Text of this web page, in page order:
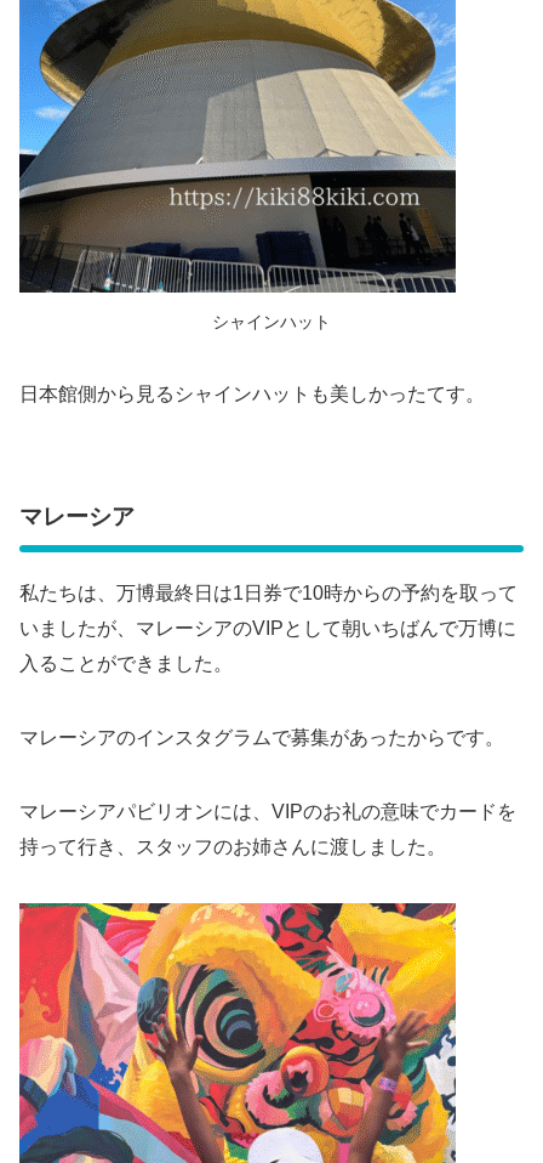
シャインハット
日本館側から見るシャインハットも美しかったてす。
マレーシア
私たちは、万博最終日は1日券で10時からの予約を取って
いましたが、マレーシアのVIPとして朝いちばんで万博に
入ることができました。
マレーシアのインスタグラムで募集があったからです。
マレーシアパビリオンには、VIPのお礼の意味でカードを
持って行き、スタッフのお姉さんに渡しました。